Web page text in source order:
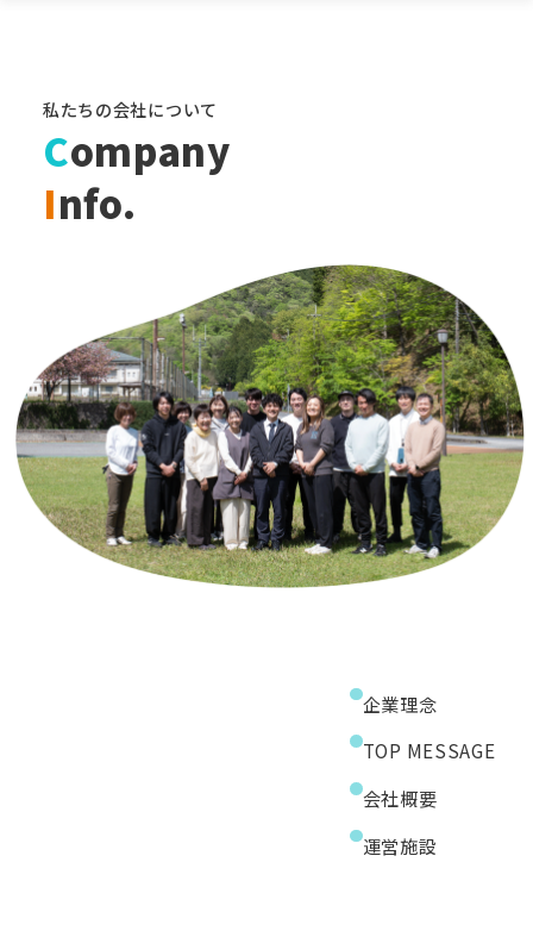
私たちの会社について
Company
Info.
企業理念
TOP MESSAGE
会社概要
運営施設